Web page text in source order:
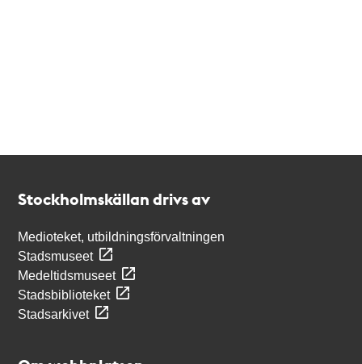
Stockholmskällan drivs av
Medioteket, utbildningsförvaltningen
Stadsmuseet
Medeltidsmuseet
Stadsbiblioteket
Stadsarkivet